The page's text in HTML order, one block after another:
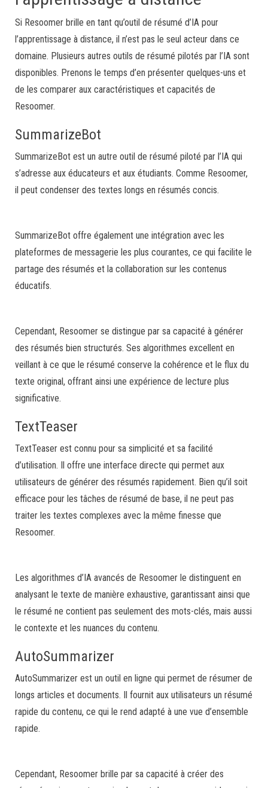
Si Resoomer brille en tant qu’outil de résumé d’IA pour
l’apprentissage à distance, il n’est pas le seul acteur dans ce
domaine. Plusieurs autres outils de résumé pilotés par l’IA sont
disponibles. Prenons le temps d’en présenter quelques-uns et
de les comparer aux caractéristiques et capacités de
Resoomer.
SummarizeBot
SummarizeBot est un autre outil de résumé piloté par l’IA qui
s’adresse aux éducateurs et aux étudiants. Comme Resoomer,
il peut condenser des textes longs en résumés concis.
SummarizeBot offre également une intégration avec les
plateformes de messagerie les plus courantes, ce qui facilite le
partage des résumés et la collaboration sur les contenus
éducatifs.
Cependant, Resoomer se distingue par sa capacité à générer
des résumés bien structurés. Ses algorithmes excellent en
veillant à ce que le résumé conserve la cohérence et le flux du
texte original, offrant ainsi une expérience de lecture plus
significative.
TextTeaser
TextTeaser est connu pour sa simplicité et sa facilité
d’utilisation. Il offre une interface directe qui permet aux
utilisateurs de générer des résumés rapidement. Bien qu’il soit
efficace pour les tâches de résumé de base, il ne peut pas
traiter les textes complexes avec la même finesse que
Resoomer.
Les algorithmes d’IA avancés de Resoomer le distinguent en
analysant le texte de manière exhaustive, garantissant ainsi que
le résumé ne contient pas seulement des mots-clés, mais aussi
le contexte et les nuances du contenu.
AutoSummarizer
AutoSummarizer est un outil en ligne qui permet de résumer de
longs articles et documents. Il fournit aux utilisateurs un résumé
rapide du contenu, ce qui le rend adapté à une vue d’ensemble
rapide.
Cependant, Resoomer brille par sa capacité à créer des